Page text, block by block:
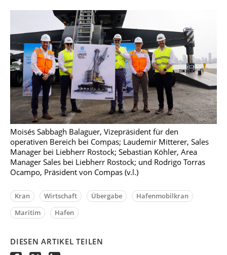
Moisés Sabbagh Balaguer, Vizepräsident für den
operativen Bereich bei Compas; Laudemir Mitterer, Sales
Manager bei Liebherr Rostock; Sebastian Köhler, Area
Manager Sales bei Liebherr Rostock; und Rodrigo Torras
Ocampo, Präsident von Compas (v.l.)
Kran Wirtschaft Übergabe
Hafenmobilkran
Maritim
Hafen
DIESEN ARTIKEL TEILEN